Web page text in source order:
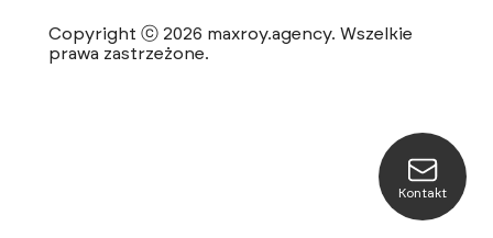
Copyright ⓒ 2026 maxroy.agency. Wszelkie
prawa zastrzeżone.
Kontakt